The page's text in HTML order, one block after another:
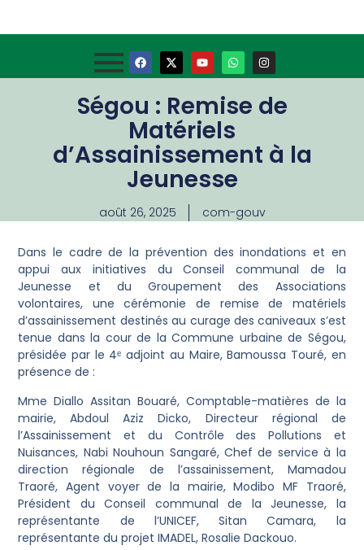
Ségou : Remise de
Matériels
d’Assainissement à la
Jeunesse
août 26, 2025 com-gouv
Dans le cadre de la prévention des inondations et en
appui aux initiatives du Conseil communal de la
Jeunesse et du Groupement des Associations
volontaires, une cérémonie de remise de matériels
d’assainissement destinés au curage des caniveaux s’est
tenue dans la cour de la Commune urbaine de Ségou,
présidée par le 4ᵉ adjoint au Maire, Bamoussa Touré, en
présence de :
Mme Diallo Assitan Bouaré, Comptable-matières de la
mairie, Abdoul Aziz Dicko, Directeur régional de
l’Assainissement et du Contrôle des Pollutions et
Nuisances, Nabi Nouhoun Sangaré, Chef de service à la
direction régionale de l’assainissement, Mamadou
Traoré, Agent voyer de la mairie, Modibo MF Traoré,
Président du Conseil communal de la Jeunesse, la
représentante de l’UNICEF, Sitan Camara, la
représentante du projet IMADEL, Rosalie Dackouo.